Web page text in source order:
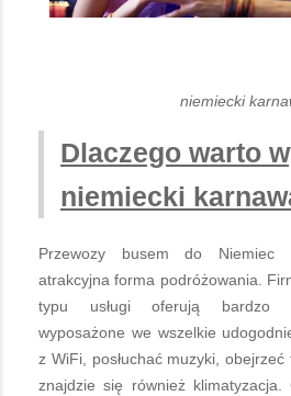
niemiecki
Dlaczego warto
niemiecki
Przewozy busem do Niemiec
atrakcyjna forma podróżowania.
typu usługi oferują bardzo
wyposażone we wszelkie
z WiFi, posłuchać muzyki,
znajdzie się również klimatyzacja.